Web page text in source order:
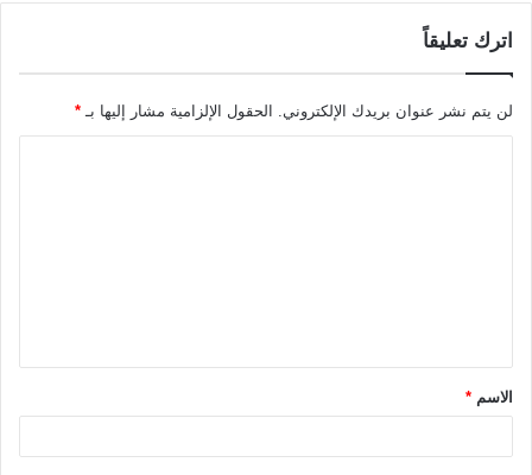
اترك تعليقاً
لن يتم نشر عنوان بريدك الإلكتروني. الحقول الإلزامية مشار إليها بـ *
ق
*الاسم *